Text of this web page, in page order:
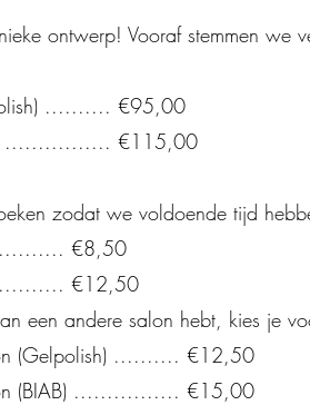
ontwerp! Vooraf stemmen we
.......... €95,00
................ €115,00
zodat we voldoende tijd
.......... €8,50
€12,50
een andere salon hebt, kies je
(Gelpolish) .......... €12,50
(BIAB) ................ €15,00